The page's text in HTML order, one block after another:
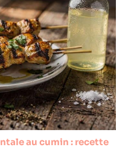
au cumin : recette